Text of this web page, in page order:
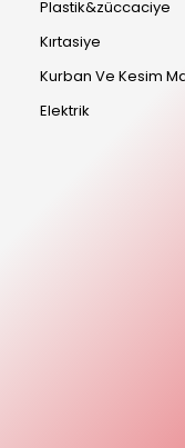
Plastik&züccaciye
Kırtasiye
Kurban Ve Kesim
Elektrik